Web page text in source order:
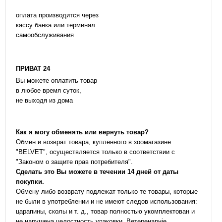
оплата производится через
кассу банка или терминал
самообслуживания
ПРИВАТ 24
Вы можете оплатить товар
в любое время суток,
не выходя из дома
Как я могу обменять или вернуть товар?
Обмен и возврат товара, купленного в зоомагазине
"BELVET", осуществляется только в соответствии с
"Законом о защите прав потребителя".
Сделать это Вы можете в течении 14 дней от даты
покупки.
Обмену либо возврату подлежат только те товары, которые
не были в употреблении и не имеют следов использования:
царапины, сколы и т. д., товар полностью укомплектован и